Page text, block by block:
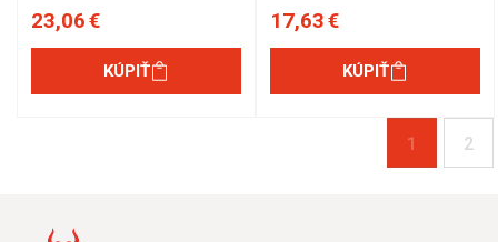
23,06 €
KÚPIŤ
17,63 €
KÚPIŤ
1 2